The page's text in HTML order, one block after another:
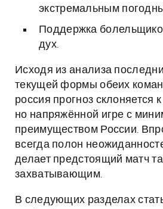
экстремальным
Поддержка
дух.
Исходя из анализа
текущей формы обеих
россия прогноз склоняется
но напряжённой игре с
преимуществом России.
всегда полон
делает предстоящий матч
захватывающим.
В следующих разделах